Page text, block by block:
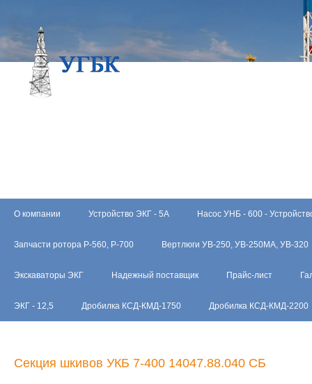
О компании Устройство ЭКГ - 5А Насос УНБ - 600 -
Запчасти ротора Р-560, Р-700 Вертлюги УВ-250, УВ-250МА, УВ-320
Экскаваторы ЭКГ Надежный поставщик Прайс-лист
ЭКГ - 12,5 Дробилка КСД-КМД-1750 Дробилка КСД-КМД-2200
Секция шкивов УКБ 7-400 14047.88.040 СБ